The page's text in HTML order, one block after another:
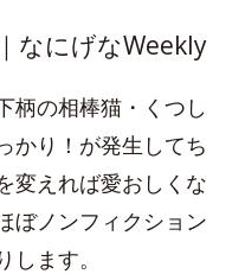
なにげなWeekly
柄の相棒猫・くつし
かり！が発生してち
変えれば愛おしくな
ぼノンフィクション
ます。